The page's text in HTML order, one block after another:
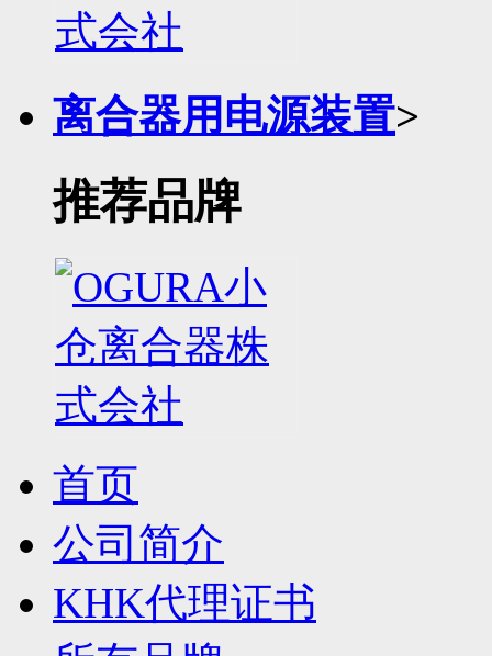
离合器用电源装置>
推荐品牌
首页
公司简介
KHK代理证书